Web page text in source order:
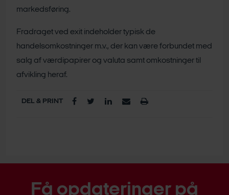
markedsføring.
Fradraget ved exit indeholder typisk de
handelsomkostninger m.v., der kan være forbundet med
salg af værdipapirer og valuta samt omkostninger til
afvikling heraf.
DEL & PRINT
Få opdateringer på